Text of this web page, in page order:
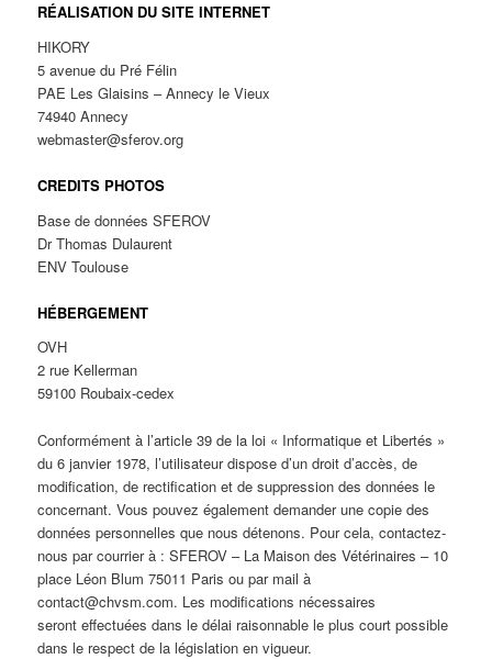
RÉALISATION DU SITE INTERNET
HIKORY
5 avenue du Pré Félin
PAE Les Glaisins – Annecy le Vieux
74940 Annecy
webmaster@sferov.org
CREDITS PHOTOS
Base de données SFEROV
Dr Thomas Dulaurent
ENV Toulouse
HÉBERGEMENT
OVH
2 rue Kellerman
59100 Roubaix-cedex
Conformément à l’article 39 de la loi « Informatique et Libertés »
du 6 janvier 1978, l’utilisateur dispose d’un droit d’accès, de
modification, de rectification et de suppression des données le
concernant. Vous pouvez également demander une copie des
données personnelles que nous détenons. Pour cela, contactez-
nous par courrier à : SFEROV – La Maison des Vétérinaires – 10
place Léon Blum 75011 Paris ou par mail à
contact@chvsm.com. Les modifications nécessaires
seront effectuées dans le délai raisonnable le plus court possible
dans le respect de la législation en vigueur.